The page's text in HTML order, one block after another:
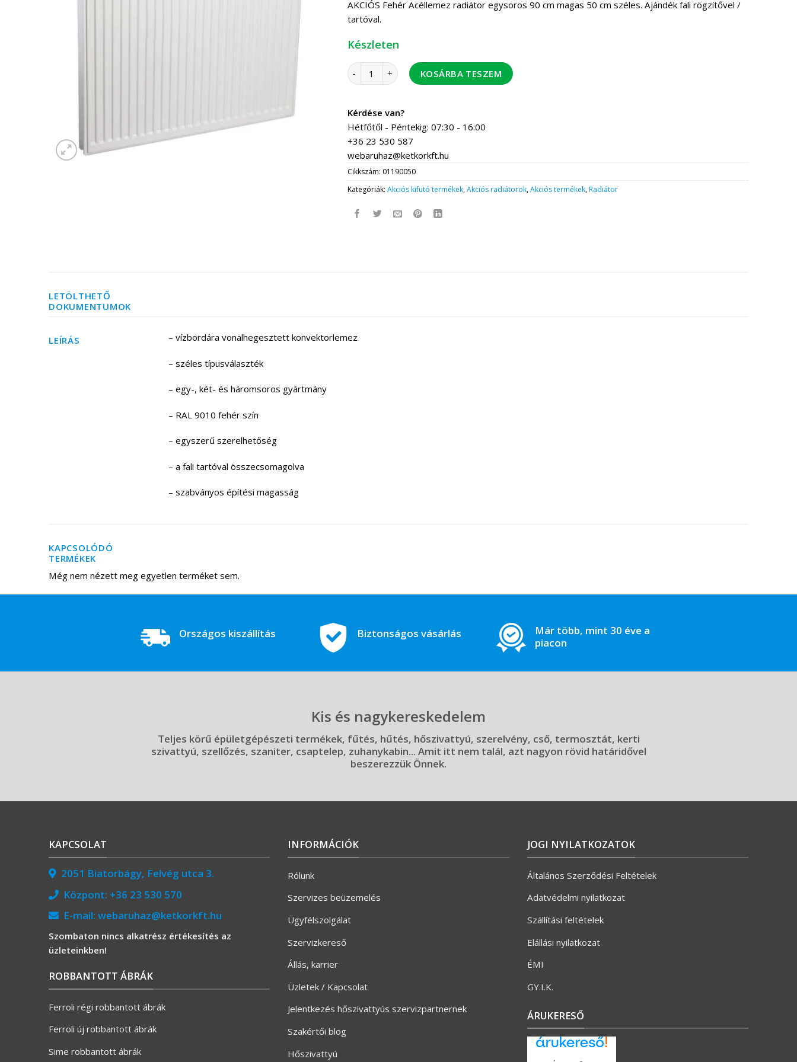
AKCIÓS Fehér Acéllemez radiátor egysoros 90 cm magas 50 cm széles. Ajándék fali rögzítővel /
tartóval.
Készleten
Eurotherm lapradiátor 11 900/ 500 mennyiség
KOSÁRBA TESZEM
Kérdése van?
Hétfőtől - Péntekig: 07:30 - 16:00
+36 23 530 587
webaruhaz@ketkorkft.hu
Cikkszám: 01190050
Kategóriák:Akciós kifutó termékek,Akciós radiátorok,Akciós termékek,Radiátor
LETÖLTHETŐ
DOKUMENTUMOK
LEÍRÁS – vízbordára vonalhegesztett konvektorlemez
– széles típusválaszték
– egy-, két- és háromsoros gyártmány
– RAL 9010 fehér szín
– egyszerű szerelhetőség
– a fali tartóval összecsomagolva
– szabványos építési magasság
KAPCSOLÓDÓ
TERMÉKEK
Még nem nézett meg egyetlen terméket sem.
Országos kiszállítás Biztonságos vásárlás
Már több, mint 30 éve a
piacon
Kis és nagykereskedelem
Teljes körű épületgépészeti termékek, fűtés, hűtés, hőszivattyú, szerelvény, cső, termosztát, kerti
szivattyú, szellőzés, szaniter, csaptelep, zuhanykabin... Amit itt nem talál, azt nagyon rövid határidővel
beszerezzük Önnek.
KAPCSOLAT
2051 Biatorbágy, Felvég utca 3.
Központ: +36 23 530 570
E-mail: webaruhaz@ketkorkft.hu
Szombaton nincs alkatrész értékesítés az
üzleteinkben!
ROBBANTOTT ÁBRÁK
Ferroli régi robbantott ábrák
Ferroli új robbantott ábrák
Sime robbantott ábrák
INFORMÁCIÓK
Rólunk
Szervizes beüzemelés
Ügyfélszolgálat
Szervizkereső
Állás, karrier
Üzletek / Kapcsolat
Jelentkezés hőszivattyús szervizpartnernek
Szakértői blog
Hőszivattyú
JOGI NYILATKOZATOK
Általános Szerződési Feltételek
Adatvédelmi nyilatkozat
Szállítási feltételek
Elállási nyilatkozat
ÉMI
GY.I.K.
ÁRUKERESŐ